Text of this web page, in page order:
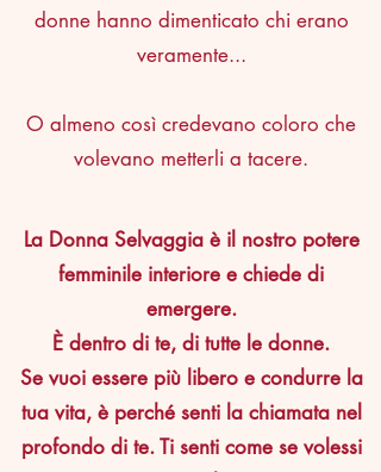
donne hanno dimenticato chi erano
veramente...
O almeno così credevano coloro che
volevano metterli a tacere.
La Donna Selvaggia è il nostro potere
femminile interiore e chiede di
emergere.
È dentro di te, di tutte le donne.
Se vuoi essere più libero e condurre la
tua vita, è perché senti la chiamata nel
profondo di te. Ti senti come se volessi